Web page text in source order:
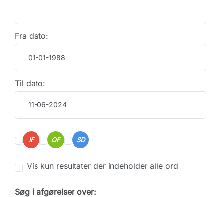
Fra dato:
Til dato:
IF OF SD
Vis kun resultater der indeholder alle ord
Søg i afgørelser over: